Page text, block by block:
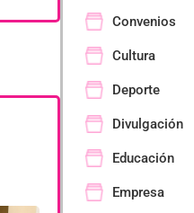
Convenios
Cultura
Deporte
Divulgación
Educación
Empresa